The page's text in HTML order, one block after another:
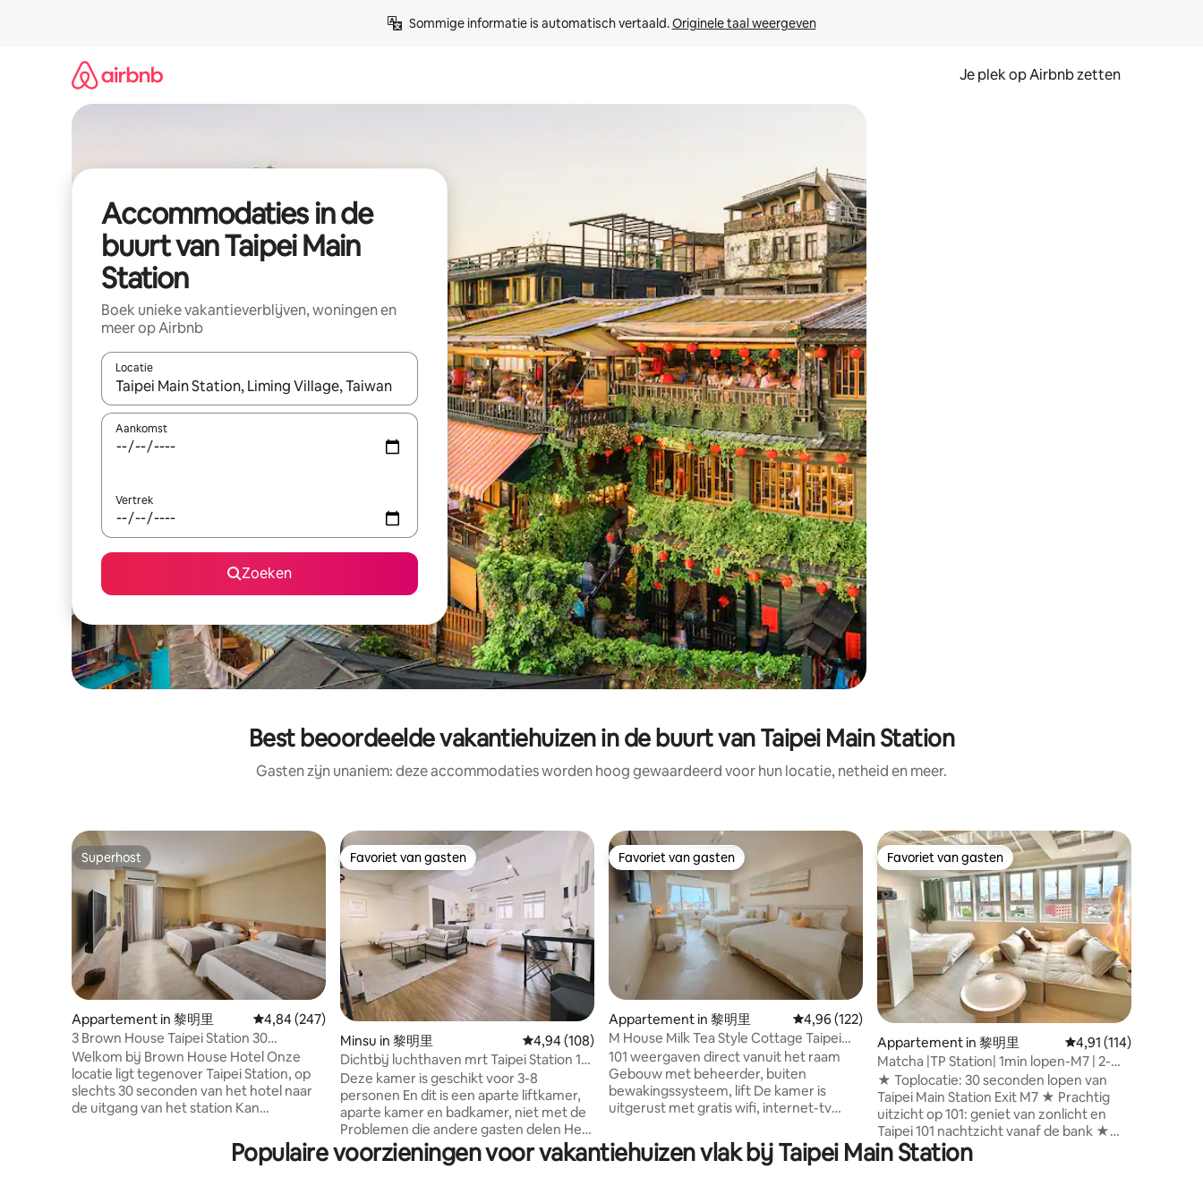
Sommige informatie is automatisch vertaald. Originele taal weergeven
Je plek op Airbnb zetten
Accommodaties in de
buurt van Taipei Main
Station
Boek unieke vakantieverblijven, woningen en
meer op Airbnb
Locatie
Wanneer er resultaten beschikbaar zijn, maak je een keuze met je de pijltjestoetsen omhoog en omlaag, óf door te tikken of swipen.
Aankomst
Vertrek
Zoeken
Best beoordeelde vakantiehuizen in de buurt van Taipei Main Station
Gasten zijn unaniem: deze accommodaties worden hoog gewaardeerd voor hun locatie, netheid en meer.
Superhost
Superhost
Appartement in 黎明里 Gemiddelde beoordeling van 4,84 op 5, 247 recensies
4,84 (247)
3 Brown House Taipei Station 30
seconden Taipei 4 personen kamer
Taipei hoofdstation
Welkom bij Brown House Hotel Onze
locatie ligt tegenover Taipei Station, op
slechts 30 seconden van het hotel naar
de uitgang van het station Kan
nemen Dit is de meest kern van Taipei,
de meest handige plek voor vervoer ---
Favoriet van gasten
Favoriet van gasten
Minsu in 黎明里 Gemiddelde beoordeling van 4,94 op 5, 108 recensies
4,94 (108)
Dichtbij luchthaven mrt Taipei Station 10
Lift 3 ~ 8 personen. Bagage
opslagservice Gratis WiFi
Deze kamer is geschikt voor 3-8
personen En dit is een aparte liftkamer,
aparte kamer en badkamer, niet met de
Problemen die andere gasten delen Het
huis is schoon, comfortabel, licht en
netjes, waardoor u zich thuis voelt Het
Favoriet van gasten
Favoriet van gasten
Appartement in 黎明里 Gemiddelde beoordeling van 4,96 op 5, 122 recensies
4,96 (122)
M House Milk Tea Style Cottage Taipei
Station 101 View 4-6pax
101 weergaven direct vanuit het raam
Gebouw met beheerder, buiten
bewakingssysteem, lift De kamer is
uitgerust met gratis wifi, internet-tv
koelkast, airconditioning, magnetron,
wasmachine, tv, waterkoker, haardroger,
Favoriet van gasten
Favoriet van gasten
Appartement in 黎明里 Gemiddelde
4,91 (114)
Matcha |TP Station| 1min lopen-M7 | 2-
6pp | 101view
★ Toplocatie: 30 seconden lopen van
Taipei Main Station Exit M7 ★ Prachtig
uitzicht op 101: geniet van zonlicht en
Taipei 101 nachtzicht vanaf de bank ★
Premiumvoorzieningen: 100" projector,
comfortabele bank, wasmachine-
Populaire voorzieningen voor vakantiehuizen vlak bij Taipei Main Station